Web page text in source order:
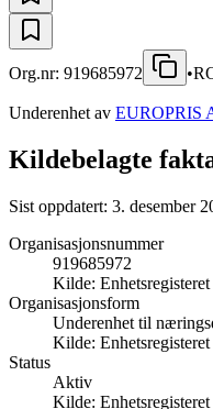
Org.nr: 919685972 •
Underenhet av EUROPRIS
Kildebelagte
Sist oppdatert: 3. desember
Organisasjonsnummer
919685972
Kilde: Enhetsregisteret
Organisasjonsform
Underenhet til
Kilde: Enhetsregisteret
Status
Aktiv
Kilde: Enhetsregisteret